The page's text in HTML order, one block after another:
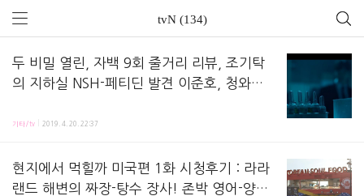
tvN (134)
두 비밀 열린, 자백 9회 줄거리 리뷰, 조기탁
의 지하실 NSH-페티딘 발견 이준호, 청와대
윤철민-하명수 누구? 김정화 등장
자백 9화 줄거리 리뷰,방송 시청하면서 정리해놓은 노트에요! 지난 회, 조기탁과 허재만의 관
기타/tv 2019. 4. 20. 22:37
현지에서 먹힐까 미국편 1화 시청후기 : 라라
랜드 해변의 짜장-탕수 장사! 존박 영어-양파,